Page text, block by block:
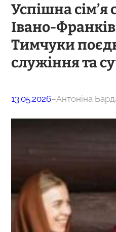
Успішна
Івано-
Тимчуки
служіння та
13.05.2026–Антоніна